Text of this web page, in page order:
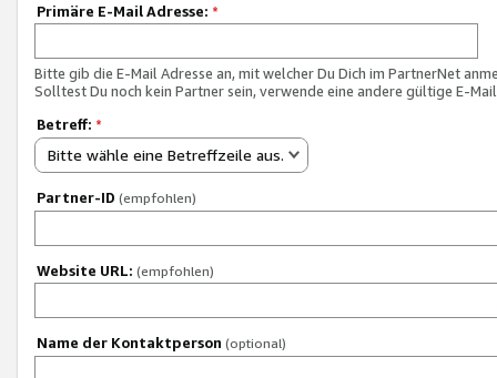
Primäre E-Mail Adresse: *
Bitte gib die E-Mail Adresse an, mit welcher Du Dich im PartnerNet
Solltest Du noch kein Partner sein, verwende eine andere gültige E-
Betreff: *
Bitte wähle eine Betreffzeile aus.
Partner-ID (empfohlen)
Website URL: (empfohlen)
Name der Kontaktperson (optional)